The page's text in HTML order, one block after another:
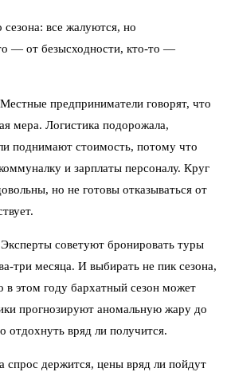
все жалуются, но
— от безысходности, кто-то —
предприниматели говорят, что
мера. Логистика подорожала,
поднимают стоимость, потому что
и зарплаты персоналу. Круг
но не готовы отказываться от
советуют бронировать туры
три месяца. И выбирать не пик сезона,
этом году бархатный сезон может
прогнозируют аномальную жару до
отдохнуть вряд ли получится.
спрос держится, цены вряд ли пойдут